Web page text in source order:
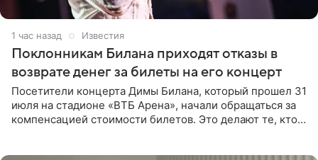
1 час назад Известия
Поклонникам Билана приходят отказы в
возврате денег за билеты на его концерт
Посетители концерта Димы Билана, который прошел 31
июля на стадионе «ВТБ Арена», начали обращаться за
компенсацией стоимости билетов. Это делают те, кто